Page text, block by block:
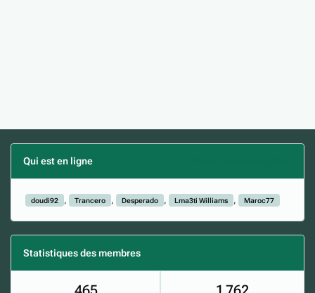
Qui est en ligne
doudi92 Trancero Desperado Lma3ti Williams Maroc77
Statistiques des membres